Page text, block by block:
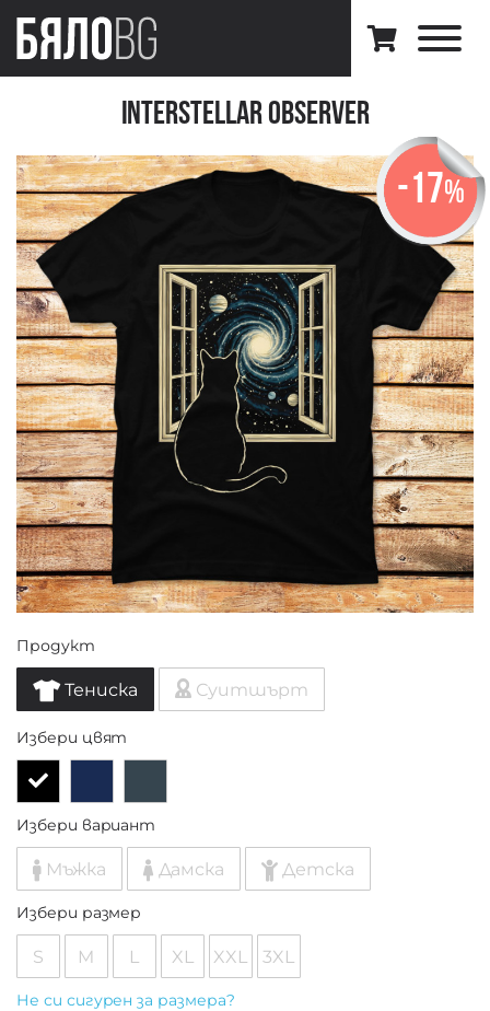
Interstellar Observer
-17%
Продукт
Тениска Суитшърт
Избери цвят
Избери вариант
Мъжка Дамска Детска
Избери размер
S M L XL XXL 3XL
Не си сигурен за размера?